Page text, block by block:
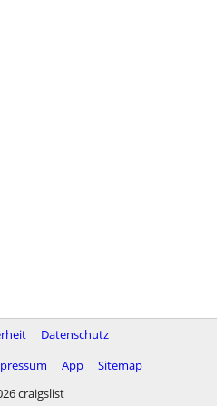
Datenschutz
App
Sitemap
craigslist